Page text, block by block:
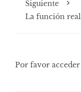
Siguiente
La función
Por favor